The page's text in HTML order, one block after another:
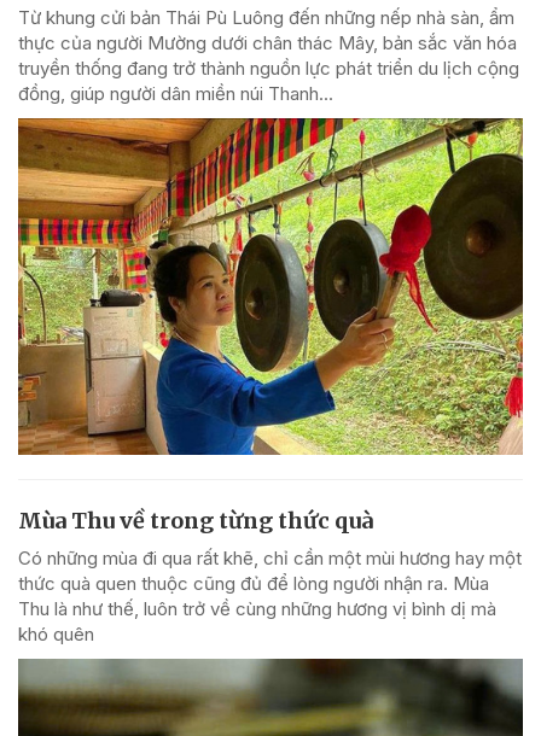
Từ khung cửi bản Thái Pù Luông đến những nếp nhà sàn, ẩm
thực của người Mường dưới chân thác Mây, bản sắc văn hóa
truyền thống đang trở thành nguồn lực phát triển du lịch cộng
đồng, giúp người dân miền núi Thanh...
Mùa Thu về trong từng thức quà
Có những mùa đi qua rất khẽ, chỉ cần một mùi hương hay một
thức quà quen thuộc cũng đủ để lòng người nhận ra. Mùa
Thu là như thế, luôn trở về cùng những hương vị bình dị mà
khó quên